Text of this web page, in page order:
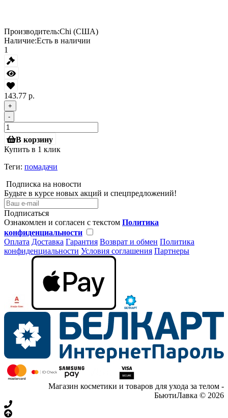
Производитель:Chi (США)
Наличие:Есть в наличии
1
143.77 р.
+
-
В корзину
Купить в 1 клик
Теги: помадачи
Подписка на новости
Будьте в курсе новых акций и спецпредложений!
Подписаться
Ознакомлен и согласен с текстом Политика
конфиденциальности
Оплата Доставка Гарантия Возврат и обмен Политика
конфиденциальности Условия соглашения Партнеры
Магазин косметики и товаров для ухода за телом -
БьютиЛавка © 2026